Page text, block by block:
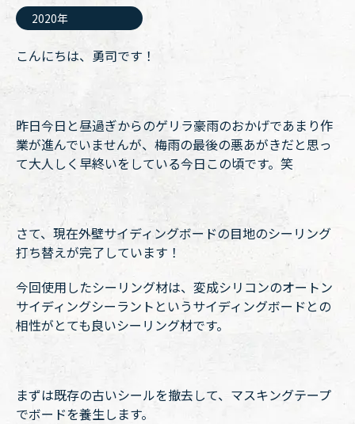
2020年
こんにちは、勇司です！
昨日今日と昼過ぎからのゲリラ豪雨のおかげであまり作
業が進んでいませんが、梅雨の最後の悪あがきだと思っ
て大人しく早終いをしている今日この頃です。笑
さて、現在外壁サイディングボードの目地のシーリング
打ち替えが完了しています！
今回使用したシーリング材は、変成シリコンのオートン
サイディングシーラントというサイディングボードとの
相性がとても良いシーリング材です。
まずは既存の古いシールを撤去して、マスキングテープ
でボードを養生します。